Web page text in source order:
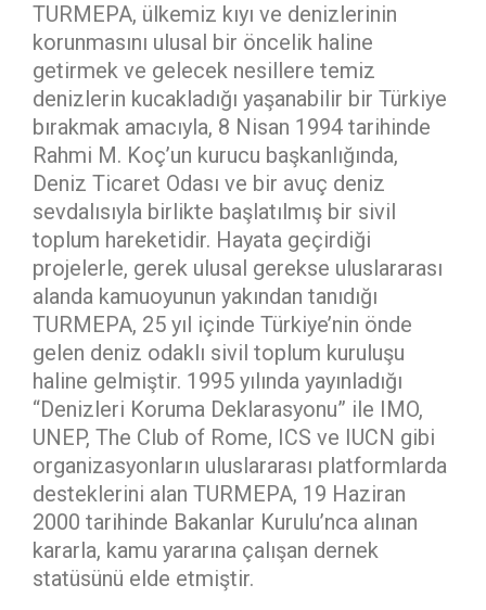
TURMEPA, ülkemiz kıyı ve denizlerinin
korunmasını ulusal bir öncelik haline
getirmek ve gelecek nesillere temiz
denizlerin kucakladığı yaşanabilir bir Türkiye
bırakmak amacıyla, 8 Nisan 1994 tarihinde
Rahmi M. Koç’un kurucu başkanlığında,
Deniz Ticaret Odası ve bir avuç deniz
sevdalısıyla birlikte başlatılmış bir sivil
toplum hareketidir. Hayata geçirdiği
projelerle, gerek ulusal gerekse uluslararası
alanda kamuoyunun yakından tanıdığı
TURMEPA, 25 yıl içinde Türkiye’nin önde
gelen deniz odaklı sivil toplum kuruluşu
haline gelmiştir. 1995 yılında yayınladığı
“Denizleri Koruma Deklarasyonu” ile IMO,
UNEP, The Club of Rome, ICS ve IUCN gibi
organizasyonların uluslararası platformlarda
desteklerini alan TURMEPA, 19 Haziran
2000 tarihinde Bakanlar Kurulu’nca alınan
kararla, kamu yararına çalışan dernek
statüsünü elde etmiştir.